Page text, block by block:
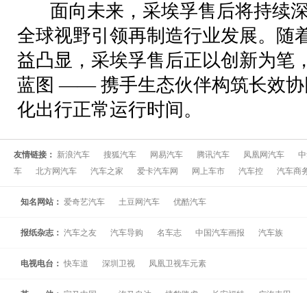
面向未来，采埃孚售后将持续
全球视野引领再制造行业发展。随
益凸显，采埃孚售后正以创新为笔
蓝图 —— 携手生态伙伴构筑长效协
化出行正常运行时间。
友情链接： 新浪汽车 搜狐汽车 网易汽车 腾讯汽车 凤凰网汽车
车
北方网汽车 汽车之家 爱卡汽车网 网上车市 汽车控 汽车商
知名网站： 爱奇艺汽车 土豆网汽车 优酷汽车
报纸杂志： 汽车之友 汽车导购 名车志 中国汽车画报 汽车族
电视电台： 快车道 深圳卫视 凤凰卫视车元素